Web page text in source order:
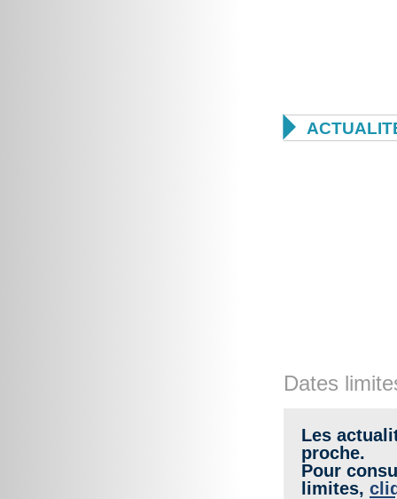

Dates
Les
proche.
Pour
limites,